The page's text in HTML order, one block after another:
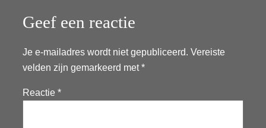
Geef een reactie
Je e-mailadres wordt niet gepubliceerd. Vereiste
velden zijn gemarkeerd met*
Reactie *